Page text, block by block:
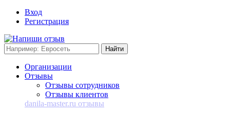
Вход
Регистрация
Организации
Отзывы
Отзывы сотрудников
Отзывы клиентов
danila-master.ru отзывы